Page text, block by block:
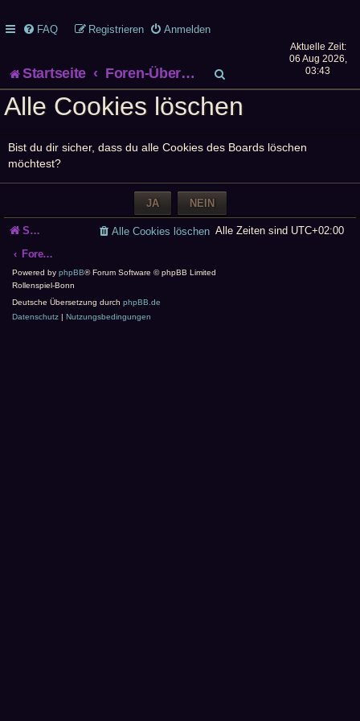
FAQ Anmelden
Registrieren
Startseite Foren-Übersicht
u
Aktuelle Zeit:
06 Aug 2026,
03:43
Alle Cookies löschen
Bist du dir sicher, dass du alle Cookies des Boards löschen
möchtest?
Startseite
Foren-Übersicht
Alle Zeiten sind UTC+02:00
Alle Cookies löschen
Powered by phpBB® Forum Software © phpBB Limited
Rollenspiel-Bonn
Deutsche Übersetzung durch phpBB.de
Datenschutz
Nutzungsbedingungen